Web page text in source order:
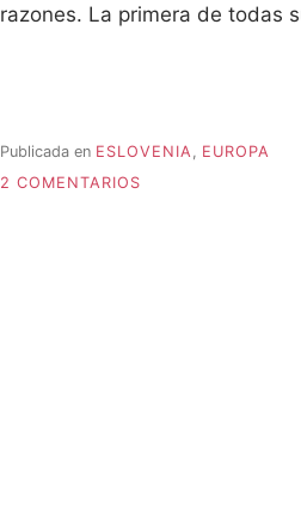
razones. La primera de todas
Publicada en ESLOVENIA
EUROPA
2 COMENTARIOS